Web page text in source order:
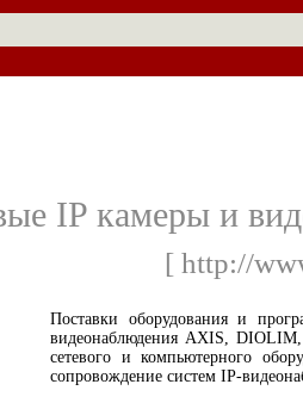
IP камеры и
[ http://
Поставки оборудования и
видеонаблюдения AXIS,
сетевого и компьютерного
сопровождение систем IP-